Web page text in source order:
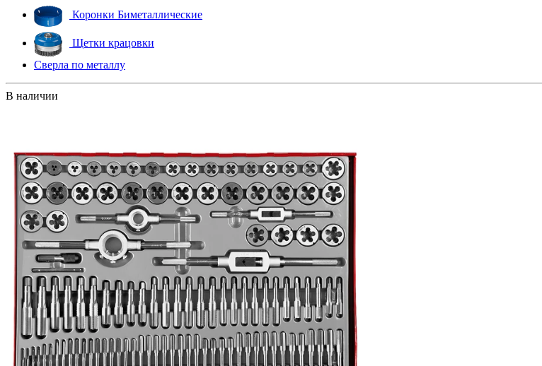
Коронки Биметаллические
Щетки крацовки
Сверла по металлу
В наличии